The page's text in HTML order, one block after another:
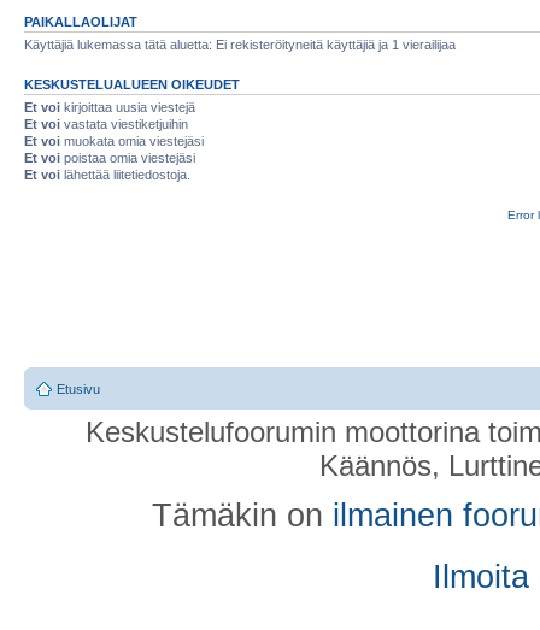
PAIKALLAOLIJAT
Käyttäjiä lukemassa tätä aluetta: Ei rekisteröityneitä käyttäjiä ja 1 vierailijaa
KESKUSTELUALUEEN OIKEUDET
Et voi kirjoittaa uusia viestejä
Et voi vastata viestiketjuihin
Et voi muokata omia viestejäsi
Et voi poistaa omia viestejäsi
Et voi lähettää liitetiedostoja.
Error
Etusivu
Keskustelufoorumin moottorina
Käännös,
Tämäkin on ilmainen